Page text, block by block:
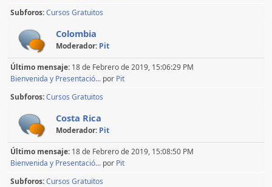
Subforos Cursos Gratuitos
Colombia
Moderador: Pit
Último mensaje: 18 de Febrero de 2019, 15:06:29 PM
Bienvenida y Presentació... por Pit
Subforos Cursos Gratuitos
Costa Rica
Moderador: Pit
Último mensaje: 18 de Febrero de 2019, 15:08:50 PM
Bienvenida y Presentació... por Pit
Subforos Cursos Gratuitos